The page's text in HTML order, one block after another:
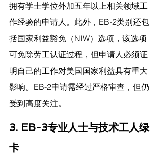
拥有学士学位外加五年以上相关领域工
作经验的申请人。此外，EB-2类别还包
括国家利益豁免（NIW）选项，该选项
可免除劳工认证过程，但申请人必须证
明自己的工作对美国国家利益具有重大
影响。EB-2申请需经过严格审查，但仍
受到高度关注。
3. EB-3专业人士与技术工人绿
卡